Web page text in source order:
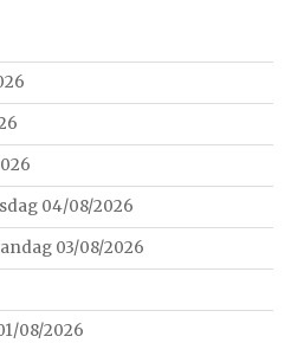
04/08/2026
03/08/2026
08/2026